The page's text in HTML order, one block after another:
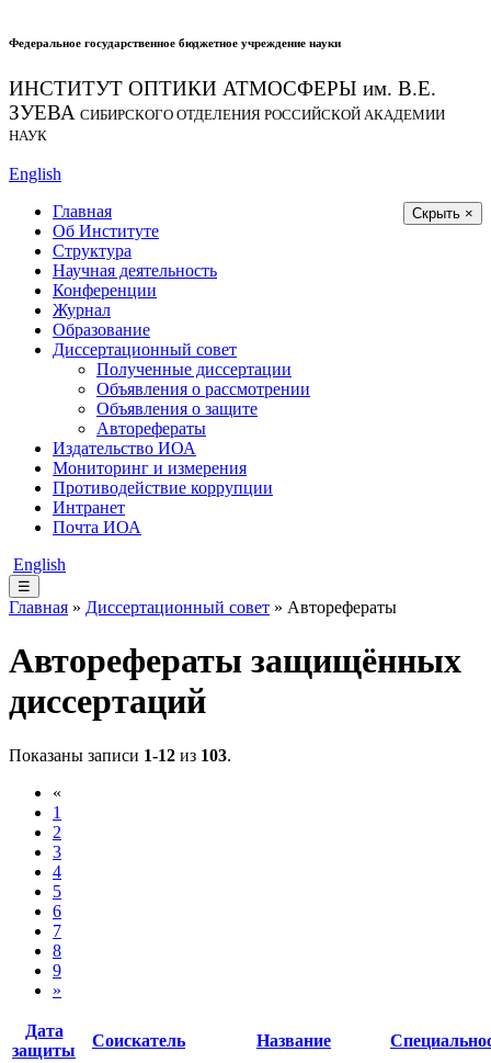
Федеральное государственное бюджетное учреждение науки
ИНСТИТУТ ОПТИКИ АТМОСФЕРЫ им. В.Е.
ЗУЕВА СИБИРСКОГО ОТДЕЛЕНИЯ РОССИЙСКОЙ АКАДЕМИИ
НАУК
English
Скрыть ×
Главная
Об Институте
Структура
Научная деятельность
Конференции
Журнал
Образование
Диссертационный совет
Полученные диссертации
Объявления о рассмотрении
Объявления о защите
Авторефераты
Издательство ИОА
Мониторинг и измерения
Противодействие коррупции
Интранет
Почта ИОА
English
☰
Главная » Диссертационный совет » Авторефераты
Авторефераты защищённых
диссертаций
Показаны записи 1-12 из 103.
«
1
2
3
4
5
6
7
8
9
»
Дата
защиты
Соискатель Название